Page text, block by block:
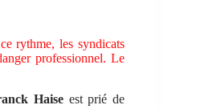
rythme, les syndicats
professionnel. Le
Haiseest prié de